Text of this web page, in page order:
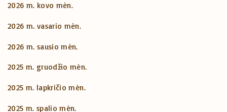
2026 m. kovo mėn.
2026 m. vasario mėn.
2026 m. sausio mėn.
2025 m. gruodžio mėn.
2025 m. lapkričio mėn.
2025 m. spalio mėn.